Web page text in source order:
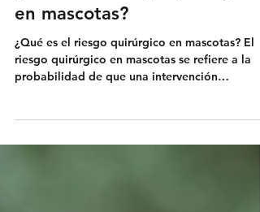
¿Qué es el riesgo quirúrgico
en mascotas?
¿Qué es el riesgo quirúrgico en mascotas? El